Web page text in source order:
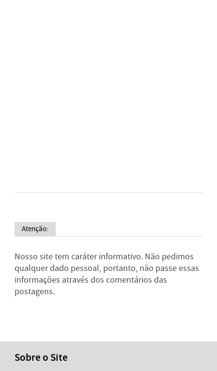
Atenção:
Nosso site tem caráter informativo. Não pedimos
qualquer dado pessoal, portanto, não passe essas
informações através dos comentários das
postagens.
Sobre o Site